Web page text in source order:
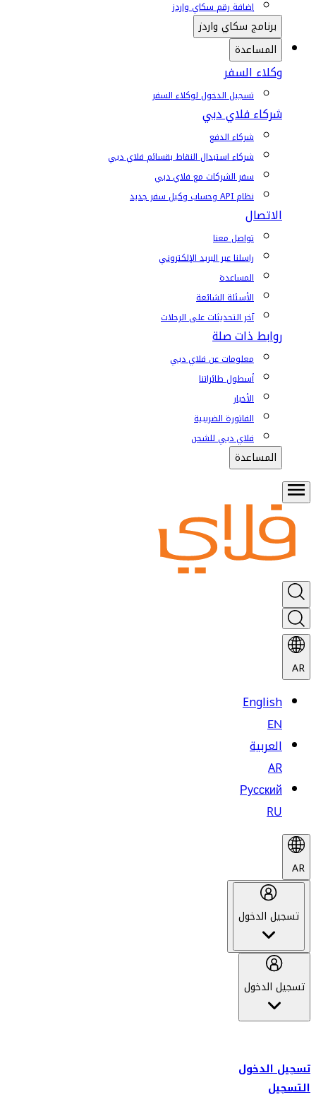
إضافة رقم سكاي واردز
برنامج سكاي واردز
المساعدة
وكلاء السفر
تسجيل الدخول لوكلاء السفر
شركاء فلاي دبي
شركاء الدفع
شركاء استبدال النقاط بقسائم فلاي دبي
سفر الشركات مع فلاي دبي
نظام API وحساب وكيل سفر جديد
الاتصال
تواصل معنا
راسلنا عبر البريد الإلكتروني
المساعدة
الأسئلة الشائعة
آخر التحديثات على الرحلات
روابط ذات صلة
معلومات عن فلاي دبي
أسطول طائراتنا
الأخبار
الفاتورة الضريبية
فلاي دبي للشحن
المساعدة
AR
English
EN
العربية
AR
Русский
RU
AR
تسجيل الدخول
تسجيل الدخول
تسجيل الدخول
التسجيل